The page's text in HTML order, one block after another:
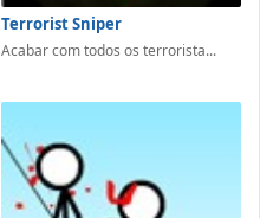
Terrorist Sniper
Acabar com todos os terrorista...